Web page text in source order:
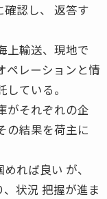
認し、 返答す
上輸送、現地で
ペレーションと情
ている。
がそれぞれの企
の結果を荷主に
れば良い が、
状況 把握が進ま